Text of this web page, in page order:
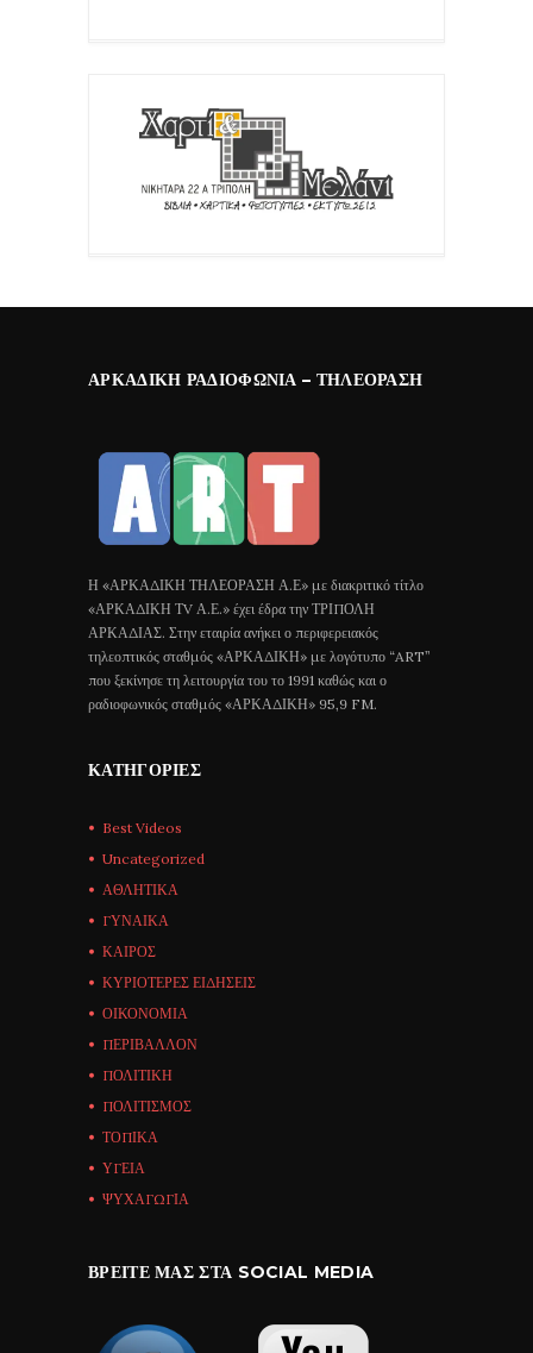
ΑΡΚΑΔΙΚΉ ΡΑΔΙΟΦΩΝΊΑ – ΤΗΛΕΌΡΑΣΗ
Η «ΑΡΚΑΔΙΚΗ ΤΗΛΕΟΡΑΣΗ Α.Ε» με διακριτικό τίτλο
«ΑΡΚΑΔΙΚΗ ΤV Α.Ε.» έχει έδρα την ΤΡΙΠΟΛΗ
ΑΡΚΑΔΙΑΣ. Στην εταιρία ανήκει ο περιφερειακός
τηλεοπτικός σταθμός «ΑΡΚΑΔΙΚΗ» με λογότυπο “ART”
που ξεκίνησε τη λειτουργία του το 1991 καθώς και ο
ραδιοφωνικός σταθμός «ΑΡΚΑΔΙΚΗ» 95,9 FM.
ΚΑΤΗΓΟΡΊΕΣ
Best Videos
Uncategorized
ΑΘΛΗΤΙΚΑ
ΓΥΝΑΙΚΑ
ΚΑΙΡΟΣ
ΚΥΡΙΟΤΕΡΕΣ ΕΙΔΗΣΕΙΣ
ΟΙΚΟΝΟΜΙΑ
ΠΕΡΙΒΑΛΛΟΝ
ΠΟΛΙΤΙΚΗ
ΠΟΛΙΤΙΣΜΟΣ
ΤΟΠΙΚΑ
ΥΓΕΙΑ
ΨΥΧΑΓΩΓΙΑ
ΒΡΕΊΤΕ ΜΑΣ ΣΤΑ SOCIAL MEDIA